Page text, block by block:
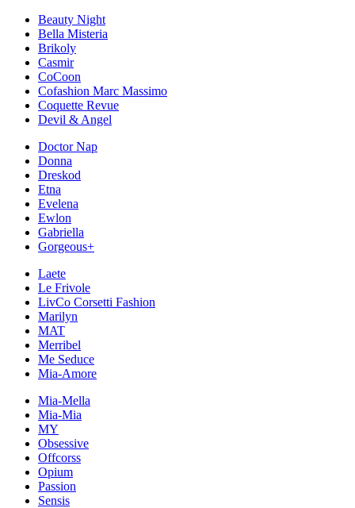
Beauty Night
Bella Misteria
Brikoly
Casmir
CoCoon
Cofashion Marc Massimo
Coquette Revue
Devil & Angel
Doctor Nap
Donna
Dreskod
Etna
Evelena
Ewlon
Gabriella
Gorgeous+
Laete
Le Frivole
LivCo Corsetti Fashion
Marilyn
MAT
Merribel
Me Seduce
Mia-Amore
Mia-Mella
Mia-Mia
MY
Obsessive
Offcorss
Opium
Passion
Sensis